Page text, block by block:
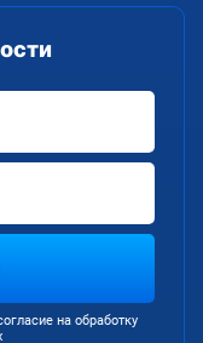
на обработку